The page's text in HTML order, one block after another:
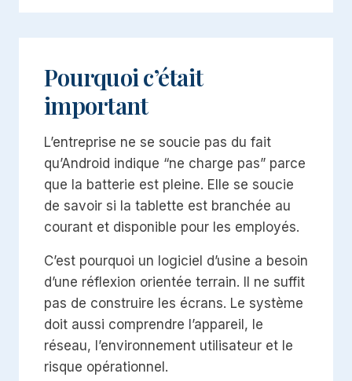
Pourquoi c’était
important
L’entreprise ne se soucie pas du fait
qu’Android indique “ne charge pas” parce
que la batterie est pleine. Elle se soucie
de savoir si la tablette est branchée au
courant et disponible pour les employés.
C’est pourquoi un logiciel d’usine a besoin
d’une réflexion orientée terrain. Il ne suffit
pas de construire les écrans. Le système
doit aussi comprendre l’appareil, le
réseau, l’environnement utilisateur et le
risque opérationnel.